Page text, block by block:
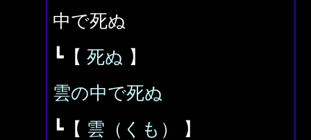
中で死ぬ
┗【 死ぬ 】
雲の中で死ぬ
┗【 雲（くも）
】